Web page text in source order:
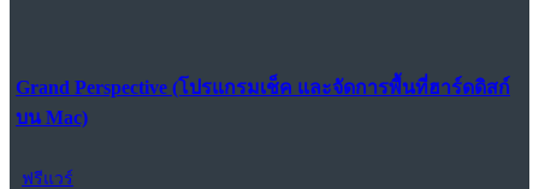
Grand Perspective (โปรแกรมเช็ค และจัดการพื้นที่ฮาร์ดดิสก์
บน Mac)
ฟรีแวร์